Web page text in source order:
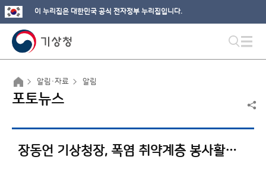
이 누리집은 대한민국 공식 전자정부 누리집입니다.
알림·자료 알림
포토뉴스
장동언 기상청장, 폭염 취약계층 봉사활동 참여